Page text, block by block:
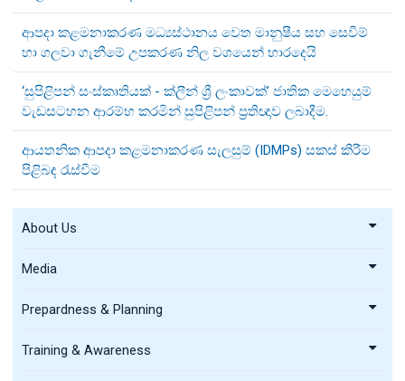
ආපදා කළමනාකරණ මධ්‍යස්ථානය වෙත මානුෂීය සහ සෙවීම්
හා ගලවා ගැනීමේ උපකරණ නිල වශයෙන් භාරදෙයි
‘සුපිළිපන් සංස්කෘතියක් - ක්ලීන් ශ්‍රී ලංකාවක්’ ජාතික මෙහෙයුම්
වැඩසටහන ආරම්භ කරමින් සුපිළිපන් ප්‍රතිඥාව ලබාදීම.
ආයතනික ආපදා කළමනාකරණ සැලසුම් (IDMPs) සකස් කිරීම
පිළිබඳ රැස්වීම
About Us
Media
Prepardness & Planning
Training & Awareness